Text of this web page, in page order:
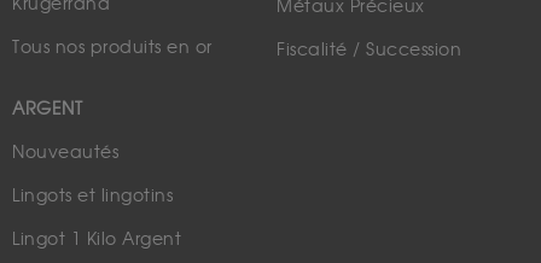
Krugerrand
Tous nos produits en or
ARGENT
Nouveautés
Lingots et lingotins
Lingot 1 Kilo Argent
Métaux Précieux
Fiscalité / Succession